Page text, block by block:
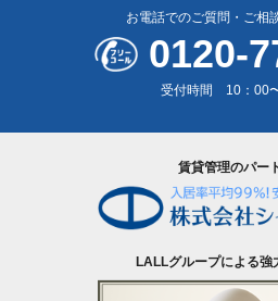
お電話でのご質問・ご相
0120-
受付時間 10：00
賃貸管理のパー
LALLグループによる強